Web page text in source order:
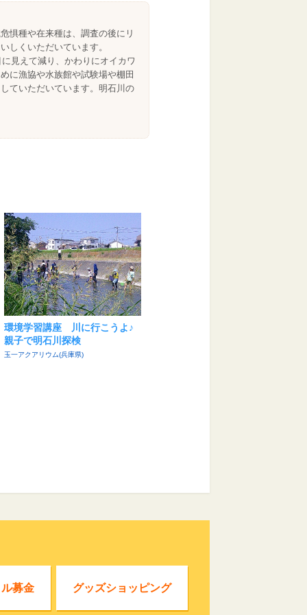
惧種や在来種は、調査の後にリ
しくいただいています。
見えて減り、かわりにオイカワ
に漁協や水族館や試験場や棚田
ていただいています。明石川の
環境学習講座 川に行こうよ♪
親子で明石川探検
玉一アクアリウム(兵庫県)
募金 グッズショッピング